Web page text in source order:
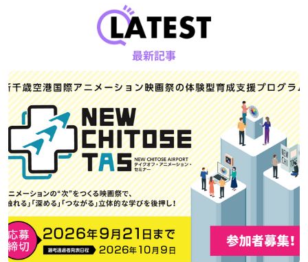
最新記事